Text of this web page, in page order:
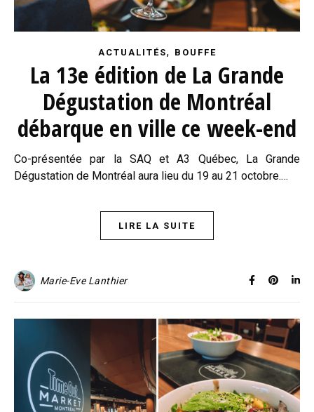
ACTUALITÉS, BOUFFE
La 13e édition de La Grande
Dégustation de Montréal
débarque en ville ce week-end
Co-présentée par la SAQ et A3 Québec, La Grande
Dégustation de Montréal aura lieu du 19 au 21 octobre.…
LIRE LA SUITE
Marie-Eve Lanthier